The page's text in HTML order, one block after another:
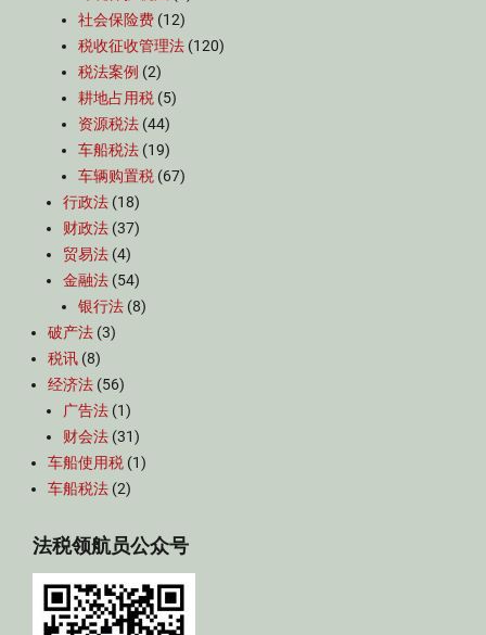
社会保险费 (12)
税收征收管理法 (120)
税法案例 (2)
耕地占用税 (5)
资源税法 (44)
车船税法 (19)
车辆购置税 (67)
行政法 (18)
财政法 (37)
贸易法 (4)
金融法 (54)
银行法 (8)
破产法 (3)
税讯 (8)
经济法 (56)
广告法 (1)
财会法 (31)
车船使用税 (1)
车船税法 (2)
法税领航员公众号